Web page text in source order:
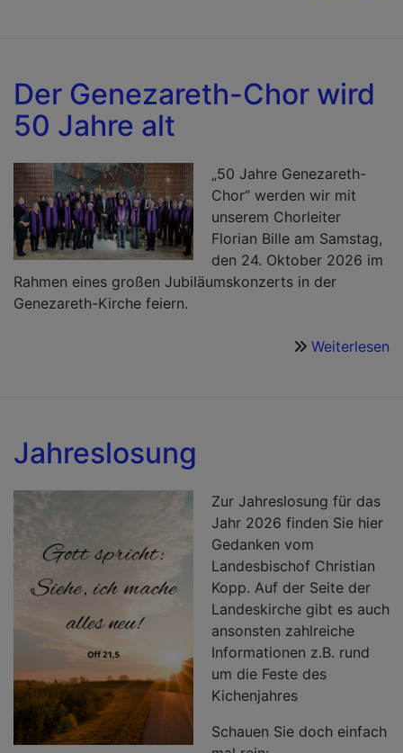
Der Genezareth-Chor wird
50 Jahre alt
„50 Jahre Genezareth-
Chor“ werden wir mit
unserem Chorleiter
Florian Bille am Samstag,
den 24. Oktober 2026 im
Rahmen eines großen Jubiläumskonzerts in der
Genezareth-Kirche feiern.
Weiterlesen
Jahreslosung
Zur Jahreslosung für das
Jahr 2026 finden Sie hier
Gedanken vom
Landesbischof Christian
Kopp. Auf der Seite der
Landeskirche gibt es auch
ansonsten zahlreiche
Informationen z.B. rund
um die Feste des
Kichenjahres
Schauen Sie doch einfach